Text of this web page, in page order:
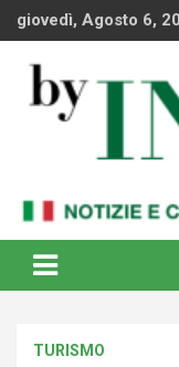
Skipgiovedì, Agosto 6,
By
internazionale
TURISMO